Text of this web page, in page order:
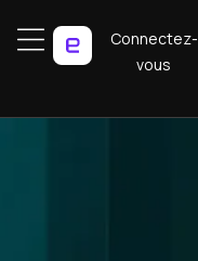
Connectez-
vous